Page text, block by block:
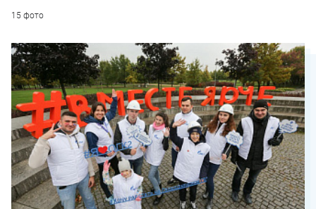
15 фото